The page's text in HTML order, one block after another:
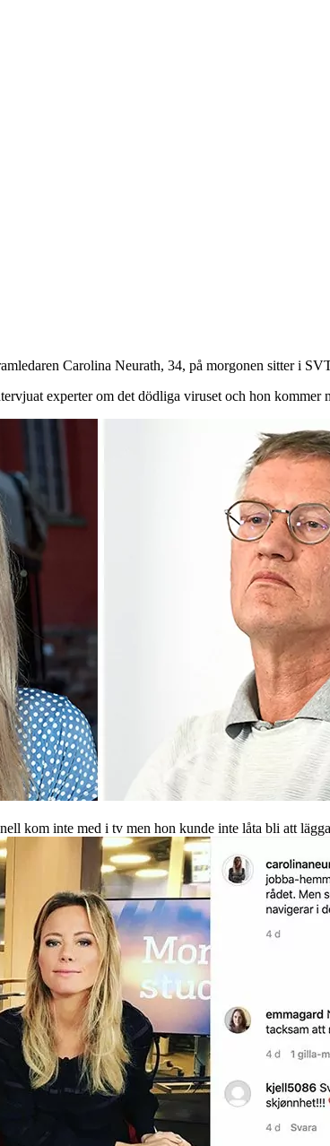
Carolina Neurath, 34, på morgonen sitter i
experter om det dödliga viruset och hon
kom inte med i tv men hon kunde inte låta bli att